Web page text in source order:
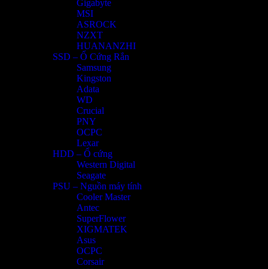
Gigabyte
MSI
ASROCK
NZXT
HUANANZHI
SSD – Ổ Cứng Rắn
Samsung
Kingston
Adata
WD
Crucial
PNY
OCPC
Lexar
HDD – Ổ cứng
Western Digital
Seagate
PSU – Nguồn máy tính
Cooler Master
Antec
SuperFlower
XIGMATEK
Asus
OCPC
Corsair